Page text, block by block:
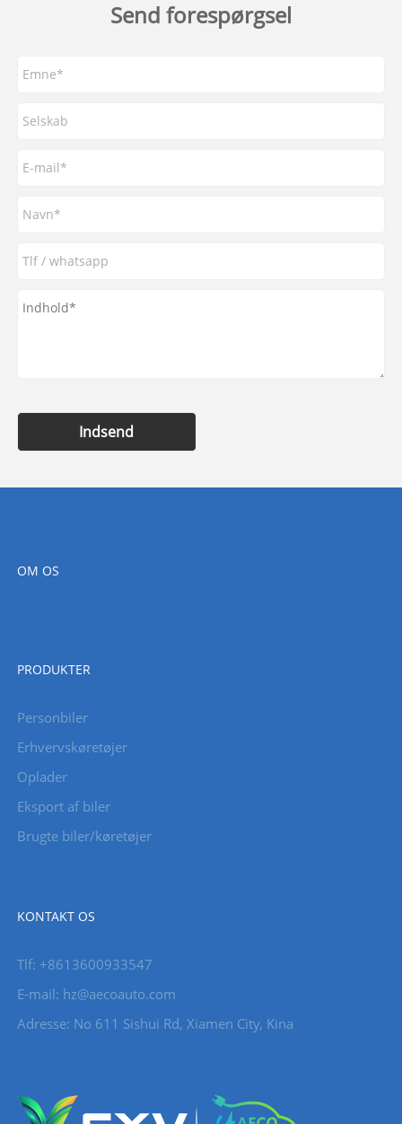
Send forespørgsel
Indsend
OM OS
PRODUKTER
Personbiler
Erhvervskøretøjer
Oplader
Eksport af biler
Brugte biler/køretøjer
KONTAKT OS
Tlf: +8613600933547
E-mail: hz@aecoauto.com
Adresse: No 611 Sishui Rd, Xiamen City, Kina